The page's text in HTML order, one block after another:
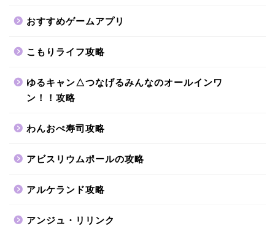
おすすめゲームアプリ
こもりライフ攻略
ゆるキャン△つなげるみんなのオールインワ
ン！！攻略
わんおぺ寿司攻略
アビスリウムポールの攻略
アルケランド攻略
アンジュ・リリンク